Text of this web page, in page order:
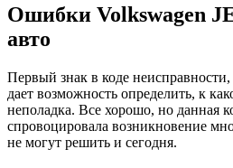
Ошибки Volkswagen
авто
Первый знак в коде
дает возможность определить, к
неполадка. Все хорошо, но данная
спровоцировала возникновение
не могут решить и сегодня.